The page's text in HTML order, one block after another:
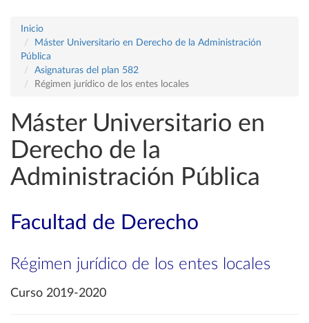
Inicio
Máster Universitario en Derecho de la Administración
Pública
Asignaturas del plan 582
Régimen jurídico de los entes locales
Máster Universitario en
Derecho de la
Administración Pública
Facultad de Derecho
Régimen jurídico de los entes locales
Curso 2019-2020